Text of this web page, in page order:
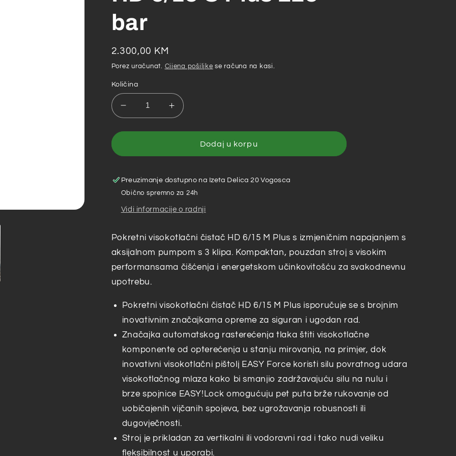
bar
Redovna
cijena
2.300,00 KM
Porez uračunat. Cijena pošiljke se računa na kasi.
Količina
Smanji
količinu
za
–
perač
HD
C
225
Povećaj
količinu
za
Kärcher
–
perač
C
225
Dodaj u korpu
Preuzimanje dostupno na Izeta Delica 20 Vogosca
Obično spremno za 24h
Vidi informacije o radnji
Pokretni visokotlačni čistač HD 6/15 M Plus s izmjeničnim napajanjem s
aksijalnom pumpom s 3 klipa. Kompaktan, pouzdan stroj s visokim
performansama čišćenja i energetskom učinkovitošću za svakodnevnu
upotrebu.
Pokretni visokotlačni čistač HD 6/15 M Plus isporučuje se s brojnim
inovativnim značajkama opreme za siguran i ugodan rad.
Značajka automatskog rasterećenja tlaka štiti visokotlačne
komponente od opterećenja u stanju mirovanja, na primjer, dok
inovativni visokotlačni pištolj EASY Force koristi silu povratnog udara
visokotlačnog mlaza kako bi smanjio zadržavajuću silu na nulu i
brze spojnice EASY!Lock omogućuju pet puta brže rukovanje od
uobičajenih vijčanih spojeva, bez ugrožavanja robusnosti ili
dugovječnosti.
Stroj je prikladan za vertikalni ili vodoravni rad i tako nudi veliku
fleksibilnost u uporabi.